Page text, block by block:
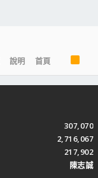
說明 首頁
R
S
S
307,070
2,716,067
217,902
陳志誠